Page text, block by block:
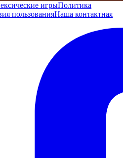
игрыПолитика
пользованияНаша контактная